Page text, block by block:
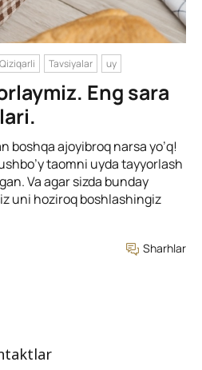
Qiziqarli Tavsiyalar uy
Eng sara
boshqa ajoyibroq narsa yo’q!
taomni uyda tayyorlash
Va agar sizda bunday
uni hoziroq boshlashingiz
Sharhlar